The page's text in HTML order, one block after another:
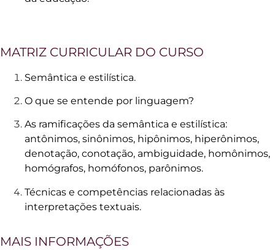
MATRIZ CURRICULAR DO CURSO
Semântica e estilística.
O que se entende por linguagem?
As ramificações da semântica e estilística:
antônimos, sinônimos, hipônimos, hiperônimos,
denotação, conotação, ambiguidade, homônimos,
homógrafos, homófonos, parônimos.
Técnicas e competências relacionadas às
interpretações textuais.
MAIS INFORMAÇÕES